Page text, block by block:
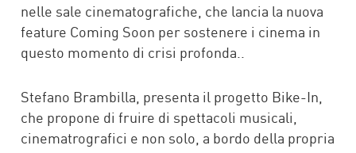
nelle sale cinematografiche, che lancia la nuova
feature Coming Soon per sostenere i cinema in
questo momento di crisi profonda..
Stefano Brambilla, presenta il progetto Bike-In,
che propone di fruire di spettacoli musicali,
cinematrografici e non solo, a bordo della propria